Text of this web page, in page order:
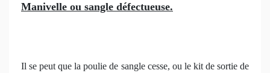
Manivelle ou sangle défectueuse.
Il se peut que la poulie de sangle cesse, ou le kit de sortie de